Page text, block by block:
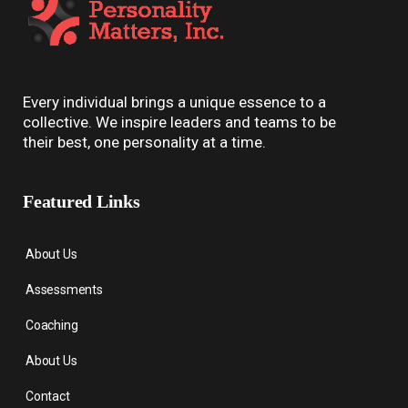
Every individual brings a unique essence to a
collective. We inspire leaders and teams to be
their best, one personality at a time.
Featured Links
About Us
Assessments
Coaching
About Us
Contact